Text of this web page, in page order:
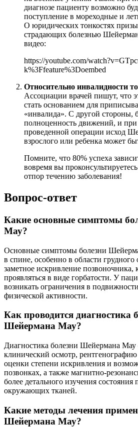
диагнозе пациенту возможно
поступление в мореходные и
О юридических тонкостях
страдающих болезнью
видео:
https://youtube.com/
k%3Ffeature%3Doembed
Относительно инвалидности
Ассоциации врачей пишут, что
стать основанием для
«инвалида». С другой стороны,
полноценность движений, и
проведенной операции исход
взрослого или ребенка может
Помните, что 80% успеха
вовремя вы
отпор течению заболевания!
Вопрос-ответ
Какие основные симптомы
Мау?
Основные симптомы болезни
в спине, особенно в области грудного
заметное искривление позвоночника,
проявляться в виде горбатости. У
возникать ограничения в
физической активности.
Как проводится диагностика
Шейермана Мау?
Диагностика болезни Шейермана
клинический осмотр,
оценки степени искривления и
позвонках, а также магнитно-
более детального изучения состояния
окружающих тканей.
Какие методы лечения
Шейермана Мау?